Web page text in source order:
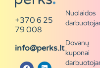
+370 6 25
79 008
info@perks.lt
Nuolaidos
Dovanų
kuponai